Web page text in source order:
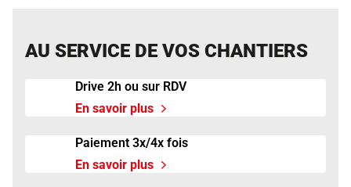
AU SERVICE DE VOS CHANTIERS
Drive 2h ou sur RDV
En savoir plus à propos de Drive 2h ou sur RDV
Paiement 3x/4x fois
En savoir plus à propos de Paiement 3x/4x fois